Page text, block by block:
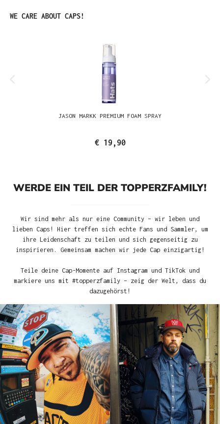
Produktgalerie überspringen
WE CARE ABOUT CAPS!
JASON MARKK PREMIUM FOAM SPRAY
€ 19,90
WERDE EIN TEIL DER TOPPERZFAMILY!
Wir sind mehr als nur eine Community – wir leben und
lieben Caps! Hier treffen sich echte Fans und Sammler, um
ihre Leidenschaft zu teilen und sich gegenseitig zu
inspirieren. Gemeinsam machen wir jede Cap einzigartig!
Teile deine Cap-Momente auf Instagram und TikTok und
markiere uns mit #topperzfamily – zeig der Welt, dass du
dazugehörst!